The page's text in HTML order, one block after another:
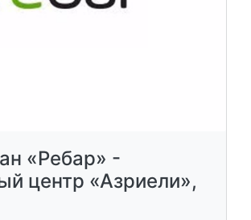
«Ребар» -
центр «Азриели»,